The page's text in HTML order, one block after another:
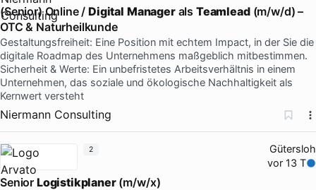
(Senior) Online /Digital Managerals Teamlead(m/w/d) –
OTC & Naturheilkunde
Gestaltungsfreiheit: Eine Position mit echtem Impact, in der Sie die
digitale Roadmap des Unternehmens maßgeblich mitbestimmen.
Sicherheit & Werte: Ein unbefristetes Arbeitsverhältnis in einem
Unternehmen, das soziale und ökologische Nachhaltigkeit als
Kernwert versteht
Niermann Consulting
Gütersloh
vor 13 T
Senior Logistikplaner(m/w/x)
2